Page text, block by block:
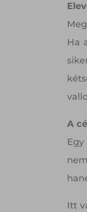
Ha
A
Itt